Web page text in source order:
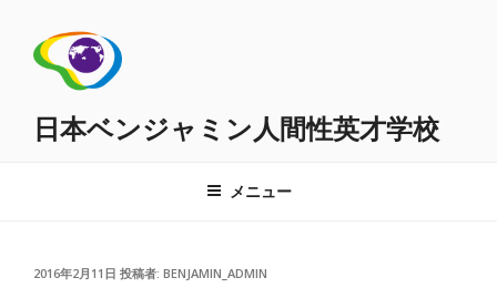
日本ベンジャミン人間性英才学校
メニュー
投
2016年2月11日 投稿者: BENJAMIN_ADMIN